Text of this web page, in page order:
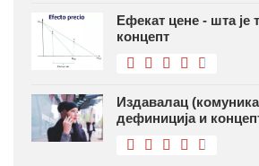
Ефекат цене - шта је
концепт
Издавалац
дефиниција и